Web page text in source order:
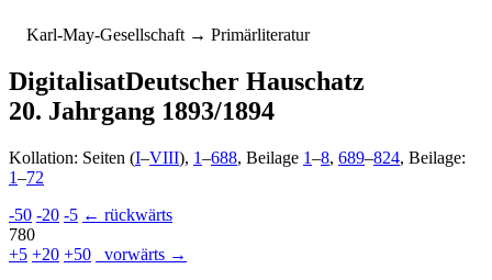
Karl-May-Gesellschaft → Primärliteratur
DigitalisatDeutscher Hauschatz
20. Jahrgang 1893/1894
Kollation: Seiten (I–VIII), 1–688, Beilage 1–8, 689–824, Beilage:
1–72
-50 -20 -5 ← rückwärts
780
+5 +20 +50
vorwärts →